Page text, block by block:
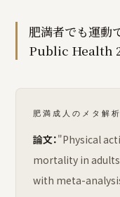
肥満者でも運
Public Health
肥満成人のメタ解
論文："Physical
mortality in
with meta-